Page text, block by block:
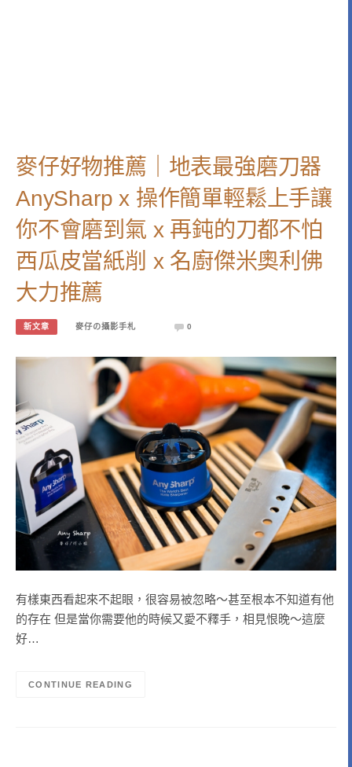
麥仔好物推薦｜地表最強磨刀器
AnySharp x 操作簡單輕鬆上手讓
你不會磨到氣 x 再鈍的刀都不怕
西瓜皮當紙削 x 名廚傑米奧利佛
大力推薦
新文章 麥仔の攝影手札 0
有樣東西看起來不起眼，很容易被忽略～甚至根本不知道有他
的存在 但是當你需要他的時候又愛不釋手，相見恨晚～這麼
好…
CONTINUE READING